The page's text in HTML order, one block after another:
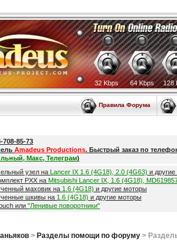
32 Kbps 64 Kbps 128
Правила Форума
708-85-73
Amadeus Productions. Быстрый заказ по
Макс, Телеграм)
узел на Lancer IX 1.6 (4G18), 2.0 (4G63) и
РХХ на Mitsubishi Lancer IX, 1.6 (4G18),
маховик на 1.6 (4G18) и другие моторы
шкивы на 1.6 (4G18) и другие моторы
или "Ленивые поворотники"
> Разделы помощи по форуму>